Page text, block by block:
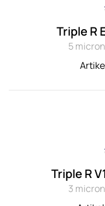
Triple R
5
Triple R
3